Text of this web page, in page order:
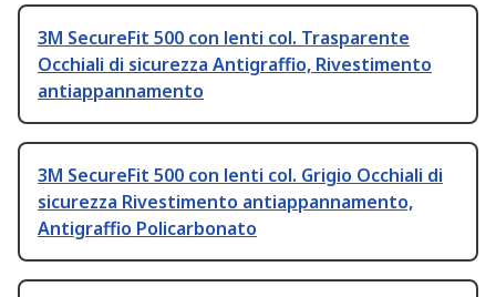
3M SecureFit 500 con lenti col. Trasparente
Occhiali di sicurezza Antigraffio, Rivestimento
antiappannamento
3M SecureFit 500 con lenti col. Grigio Occhiali di
sicurezza Rivestimento antiappannamento,
Antigraffio Policarbonato